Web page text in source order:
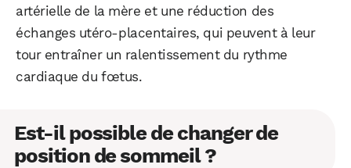
artérielle de la mère et une réduction des
échanges utéro-placentaires, qui peuvent à leur
tour entraîner un ralentissement du rythme
cardiaque du fœtus.
Est-il possible de changer de
position de sommeil ?